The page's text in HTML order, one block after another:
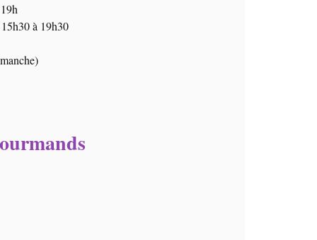
à 19h30